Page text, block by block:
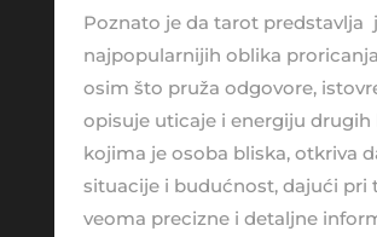
Poznato je da tarot predstavlja
najpopularnijih oblika
osim što pruža odgovore,
opisuje uticaje i energiju drugih
kojima je osoba bliska, otkriva
situacije i budućnost, dajući pri
veoma precizne i detaljne